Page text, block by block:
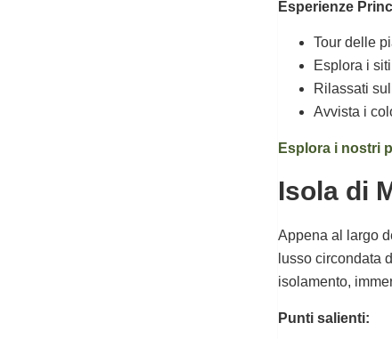
Esperienze
Tour delle
Esplora i
Rilassati
Avvista i
Esplora i nostri
Isola di
Appena al largo
lusso circondata
isolamento,
Punti salienti: